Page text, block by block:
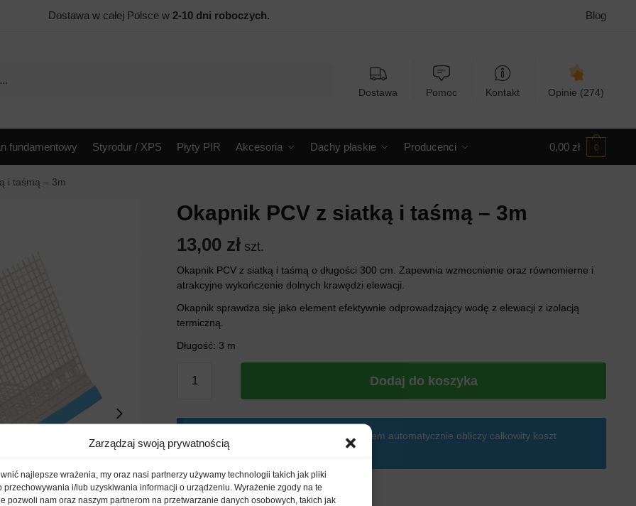
Zarządzaj swoją prywatnością
najlepsze wrażenia, my oraz nasi partnerzy używamy technologii takich jak pliki
przechowywania i/lub uzyskiwania informacji o urządzeniu. Wyrażenie zgody na te
pozwoli nam oraz naszym partnerom na przetwarzanie danych osobowych, takich jak
Dostawa w całej Polsce w 2-10 dni roboczych. Blog
Dostawa Pomoc Kontakt Opinie (274)
fundamentowy Styrodur / XPS Płyty PIR Akcesoria Dachy płaskie Producenci 0,00 zł 0
i taśmą – 3m
Okapnik PCV z siatką i taśmą – 3m
13,00 zł szt.
Okapnik PCV z siatką i taśmą o długości 300 cm. Zapewnia wzmocnienie oraz równomierne i
atrakcyjne wykończenie dolnych krawędzi elewacji.
Okapnik sprawdza się jako element efektywnie odprowadzający wodę z elewacji z izolacją
termiczną.
Długość: 3 m
Okapnik
z
siatką
taśmą
Dodaj do koszyka
Dodaj produkty do koszyka, gdzie system automatycznie obliczy całkowity koszt
dostawy dla Twojego zamówienia.